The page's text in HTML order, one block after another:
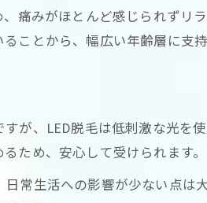
毛の機器の違いと特徴比較
術間隔の違いを具体的に解説
部位に適した理由を紹介
トや危険性を検証
険とされるリスクを正しく理解
痛みがほとんど感じられずリ
ことから、幅広い年齢層に支持
が、LED脱毛は低刺激な光を
ため、安心して受けられます。
常生活への影響が少ない点は